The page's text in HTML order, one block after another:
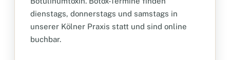
dienstags, donnerstags und samstags in
unserer Kölner Praxis statt und sind online
buchbar.